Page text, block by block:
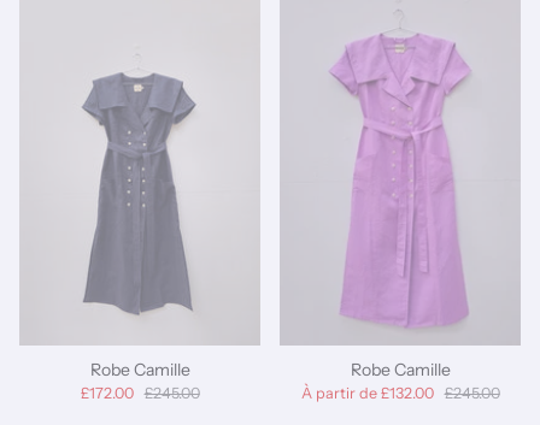
Robe Camille
£172.00 £245.00
Robe Camille
À partir de£132.00 £245.00